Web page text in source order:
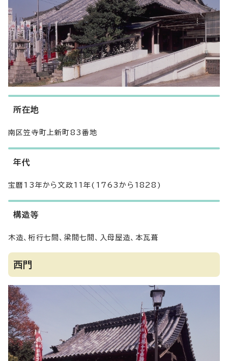
所在地
南区笠寺町上新町83番地
年代
宝暦13年から文政11年(1763から1828)
構造等
木造、桁行七間、梁間七間、入母屋造、本瓦葺
西門